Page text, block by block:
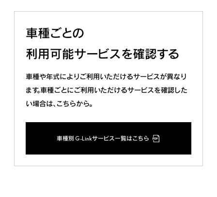
車種ごとの
利用可能サービスを確認する
車種や年式によりご利用いただけるサービスが異なり
ます。車種ごとにご利用いただけるサービスを確認した
い場合は、こちらから。
車種別 G-Linkサービス一覧はこちら